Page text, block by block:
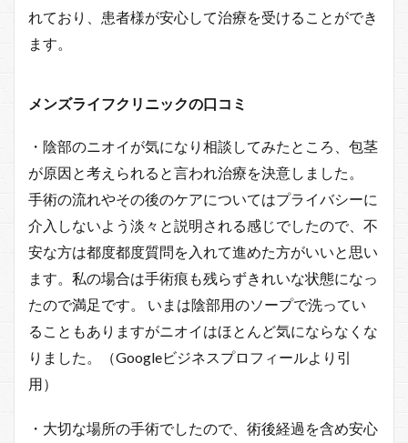
れており、患者様が安心して治療を受けることができ
ます。
メンズライフクリニックの口コミ
・陰部のニオイが気になり相談してみたところ、包茎
が原因と考えられると言われ治療を決意しました。
手術の流れやその後のケアについてはプライバシーに
介入しないよう淡々と説明される感じでしたので、不
安な方は都度都度質問を入れて進めた方がいいと思い
ます。私の場合は手術痕も残らずきれいな状態になっ
たので満足です。 いまは陰部用のソープで洗ってい
ることもありますがニオイはほとんど気にならなくな
りました。（Googleビジネスプロフィールより引
用）
・大切な場所の手術でしたので、術後経過を含め安心